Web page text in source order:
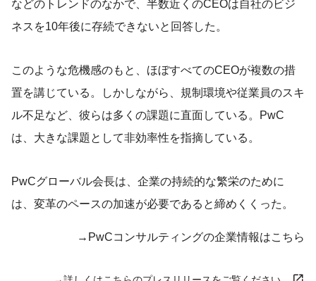
などのトレンドのなかで、半数近くのCEOは自社のビジ
ネスを10年後に存続できないと回答した。
このような危機感のもと、ほぼすべてのCEOが複数の措
置を講じている。しかしながら、規制環境や従業員のスキ
ル不足など、彼らは多くの課題に直面している。PwC
は、大きな課題として非効率性を指摘している。
PwCグローバル会長は、企業の持続的な繁栄のために
は、変革のペースの加速が必要であると締めくくった。
→PwCコンサルティングの企業情報はこちら